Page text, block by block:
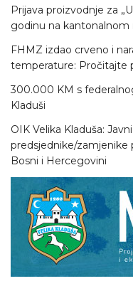
Prijava proizvodnje za
godinu na kantonalnom
FHMZ izdao crveno i
temperature: Pročitajte
300.000 KM s
Kladuši
OIK Velika Kladuša:
predsjednike/zamjenike
Bosni i Hercegovini